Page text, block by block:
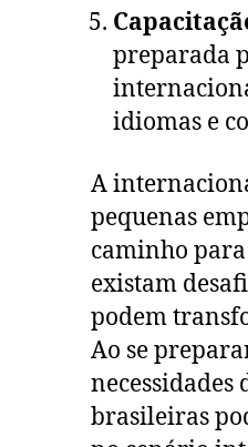
preparada
idiomas e
A
pequenas
caminho
existam
podem
Ao se
necessidades
brasileiras